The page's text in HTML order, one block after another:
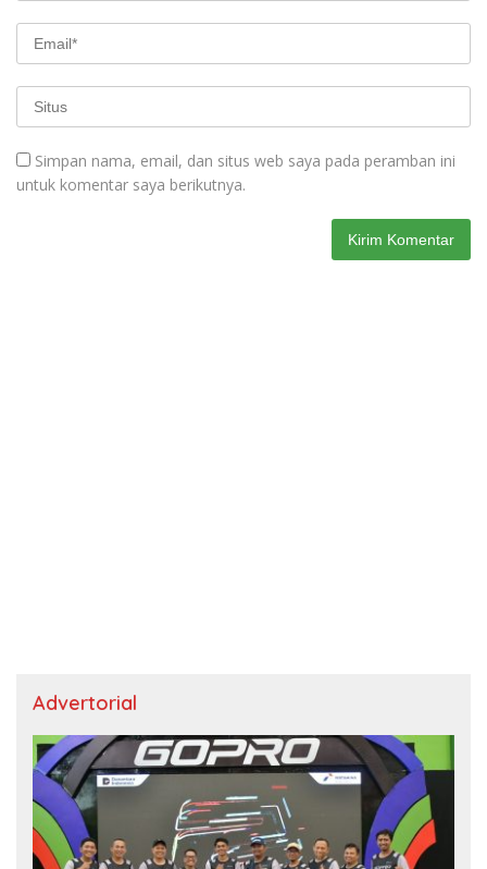
Simpan nama, email, dan situs web saya pada peramban ini
untuk komentar saya berikutnya.
Advertorial